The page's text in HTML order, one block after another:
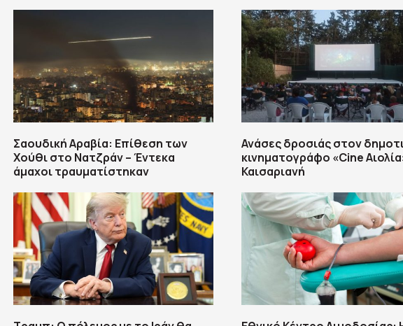
Σαουδική Αραβία: Επίθεση των
Χούθι στο Νατζράν – Έντεκα
άμαχοι τραυματίστηκαν
Ανάσες δροσιάς στον
κινηματογράφο «Cine
Καισαριανή